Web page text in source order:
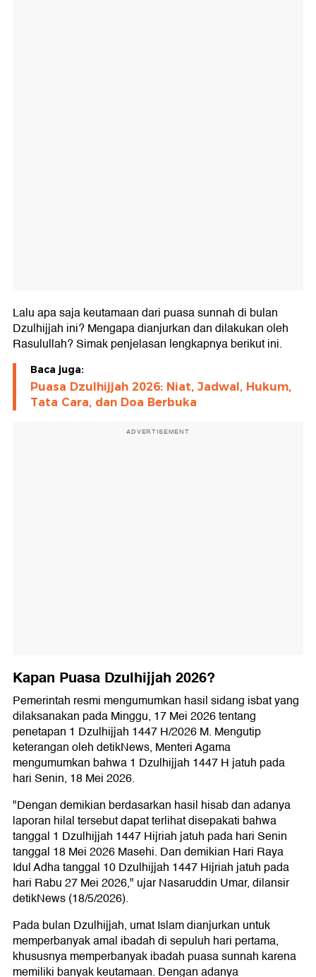
Lalu apa saja keutamaan dari puasa sunnah di bulan
Dzulhijjah ini? Mengapa dianjurkan dan dilakukan oleh
Rasulullah? Simak penjelasan lengkapnya berikut ini.
Baca juga:
Puasa Dzulhijjah 2026: Niat, Jadwal, Hukum,
Tata Cara, dan Doa Berbuka
ADVERTISEMENT
Kapan Puasa Dzulhijjah 2026?
Pemerintah resmi mengumumkan hasil sidang isbat yang
dilaksanakan pada Minggu, 17 Mei 2026 tentang
penetapan 1 Dzulhijjah 1447 H/2026 M. Mengutip
keterangan oleh detikNews, Menteri Agama
mengumumkan bahwa 1 Dzulhijjah 1447 H jatuh pada
hari Senin, 18 Mei 2026.
"Dengan demikian berdasarkan hasil hisab dan adanya
laporan hilal tersebut dapat terlihat disepakati bahwa
tanggal 1 Dzulhijjah 1447 Hijriah jatuh pada hari Senin
tanggal 18 Mei 2026 Masehi. Dan demikian Hari Raya
Idul Adha tanggal 10 Dzulhijjah 1447 Hijriah jatuh pada
hari Rabu 27 Mei 2026," ujar Nasaruddin Umar, dilansir
detikNews (18/5/2026).
Pada bulan Dzulhijjah, umat Islam dianjurkan untuk
memperbanyak amal ibadah di sepuluh hari pertama,
khususnya memperbanyak ibadah puasa sunnah karena
memiliki banyak keutamaan. Dengan adanya